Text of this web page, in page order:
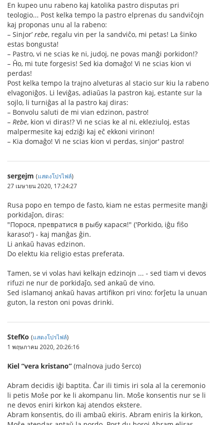
En kupeo unu rabeno kaj katolika pastro disputas pri
teologio... Post kelka tempo la pastro elprenas du sandviĉojn
kaj proponas unu al la rabeno:
– Sinjor’ rebe, regalu vin per la sandviĉo, mi petas! La ŝinko
estas bongusta!
– Pastro, vi ne scias ke ni, judoj, ne povas manĝi porkidon!?
– Ĥo, mi tute forgesis! Sed kia domaĝo! Vi ne scias kion vi
perdas!
Post kelka tempo la trajno alveturas al stacio sur kiu la rabeno
elvagoniĝos. Li leviĝas, adiaŭas la pastron kaj, estante sur la
sojlo, li turniĝas al la pastro kaj diras:
– Bonvolu saluti de mi vian edzinon, pastro!
– Rebe, kion vi diras!? Vi ne scias ke al ni, ekleziuloj, estas
malpermesite kaj edziĝi kaj eĉ ekkoni virinon!
– Kia domaĝo! Vi ne scias kion vi perdas, sinjor' pastro!
sergejm (แสดงโปรไฟล์)
27 เมษายน 2020, 17:24:27
Rusa popo en tempo de fasto, kiam ne estas permesite manĝi
porkidaĵon, diras:
"Порося, превратися в рыбу карася!" ('Porkido, iĝu fiŝo
karaso!') - kaj manĝas ĝin.
Li ankaŭ havas edzinon.
Do elektu kia religio estas preferata.
Tamen, se vi volas havi kelkajn edzinojn ... - sed tiam vi devos
rifuzi ne nur de porkidaĵo, sed ankaŭ de vino.
Sed islamanoj ankaŭ havas artifikon pri vino: forĵetu la unuan
guton, la reston oni povas drinki.
StefKo (แสดงโปรไฟล์)
1 พฤษภาคม 2020, 20:26:16
Kiel “vera kristano” (malnova judo ŝerco)
Abram decidis iĝi baptita. Ĉar ili timis iri sola al la ceremonio
li petis Moŝe por ke li akompanu lin. Moŝe konsentis nur se li
ne devos eniri kirkon kaj atendos ekstere.
Abram konsentis, do ili ambaŭ ekiris. Abram eniris la kirkon,